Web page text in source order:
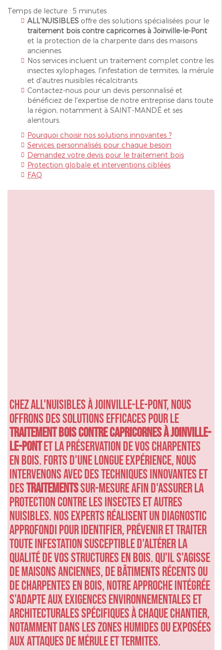
Temps de lecture : 5 minutes
ALL'NUISIBLES offre des solutions spécialisées pour le
traitement bois contre capricornes à Joinville-le-Pont
et la protection de la charpente dans des maisons
anciennes.
Nos services incluent un traitement complet contre les
insectes xylophages, l'infestation de termites, la mérule
et d'autres nuisibles récalcitrants.
Contactez-nous pour un devis personnalisé et
bénéficiez de l'expertise de notre entreprise dans toute
la région, notamment à SAINT-MANDÉ et ses
alentours.
Pourquoi choisir nos solutions innovantes ?
Services personnalisés pour chaque besoin
Demandez votre devis pour le traitement bois
Protection globale et interventions ciblées
FAQ
Chez ALL'NUISIBLES à Joinville-le-Pont, nous
offrons des solutions efficaces pour le
traitement bois contre capricornes à Joinville-
le-Pontet la préservation de vos charpentes
en bois. Forts d'une longue expérience, nous
intervenons avec des techniques innovantes et
destraitementssur-mesure afin d'assurer la
protection contre les insectes et autres
nuisibles. Nos experts réalisent un diagnostic
approfondi pour identifier, prévenir et traiter
toute infestation susceptible d'altérer la
qualité de vos structures en bois. Qu'il s'agisse
de maisons anciennes, de bâtiments récents ou
de charpentes en bois, notre approche intégrée
s'adapte aux exigences environnementales et
architecturales spécifiques à chaque chantier,
notamment dans les zones humides ou exposées
aux attaques de mérule et termites.